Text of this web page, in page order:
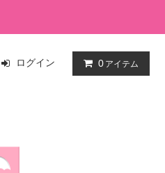
ログイン 0 アイテム